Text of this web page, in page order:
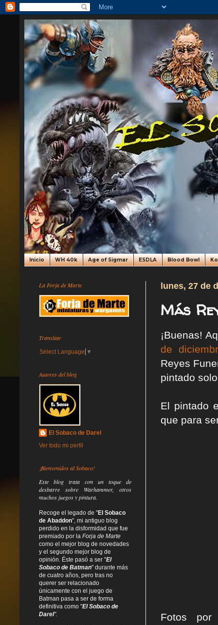
Inicio WH 40k Age of Sigmar ESDLA Blood Bowl
lunes, 27 de
Más
¡Buenas!
de
Reyes
pintado
El pintado
que para
Fotos por
La Forja de Marte
Translate
Select Language ▼
Autores del blog
El Sobaco de Darel
Ver todo mi perfil
¡Bienvenidos al Sobaco!
Este blog trata con un toque de
desbarre sobre Warhammer, otros
muchos juegos y pintura.
Recoge el legado de "El Sobaco
de Abaddon", mi antiguo blog
perdido en la disformidad que fue
premiado por la Forja de Marte
como el mejor blog de novedades
y el segundo mejor blog de
opinión. Éste pasó a ser "El
Sobaco de Batman" durante más
de cuatro años, pero tras no
querer ser relacionado
únicamente con el juego de
Batman pasa a ser de forma
definitiva como "El Sobaco de
Darel".